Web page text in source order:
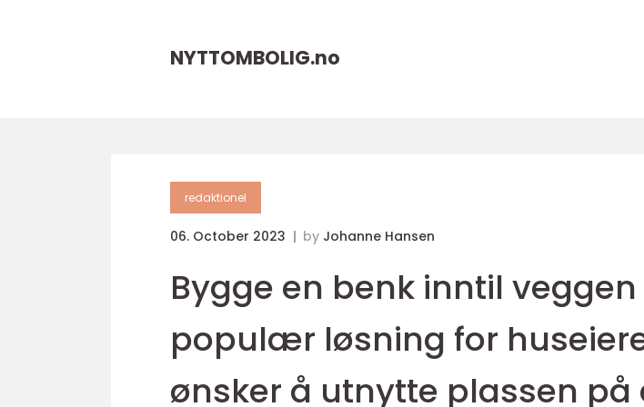
NYTTOMBOLIG.no
redaktionel
06. October 2023 by Johanne Hansen
Bygge en benk inntil veggen
populær løsning for
ønsker å utnytte plassen på